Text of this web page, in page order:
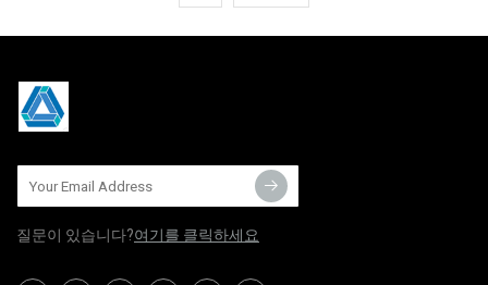
질문이 있습니다?여기를 클릭하세요